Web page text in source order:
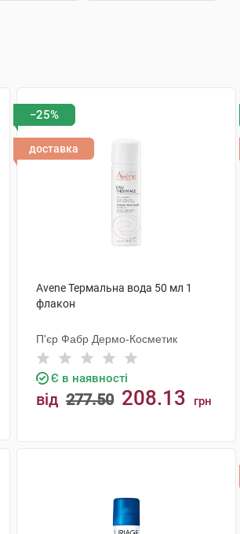
−25%
доставка
Avene Термальна вода 50 мл 1
флакон
П'єр Фабр Дермо-Косметик
Є в наявності
від 277.50 208.13 грн